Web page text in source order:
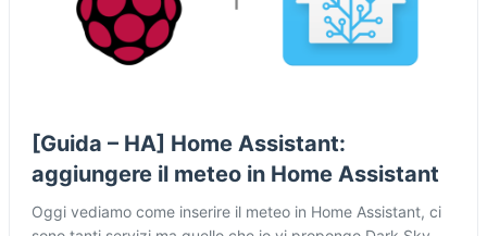
[Guida – HA] Home Assistant:
aggiungere il meteo in Home Assistant
Oggi vediamo come inserire il meteo in Home Assistant, ci